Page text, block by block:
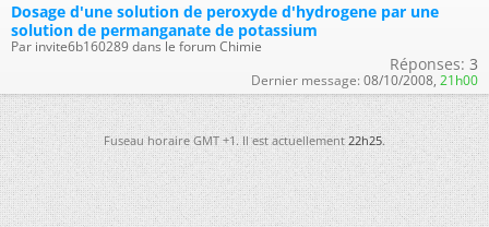
Dosage d'une solution de peroxyde d'hydrogene par une
solution de permanganate de potassium
Par invite6b160289 dans le forum Chimie
Réponses: 3
Dernier message: 08/10/2008, 21h00
Fuseau horaire GMT +1. Il est actuellement22h25.